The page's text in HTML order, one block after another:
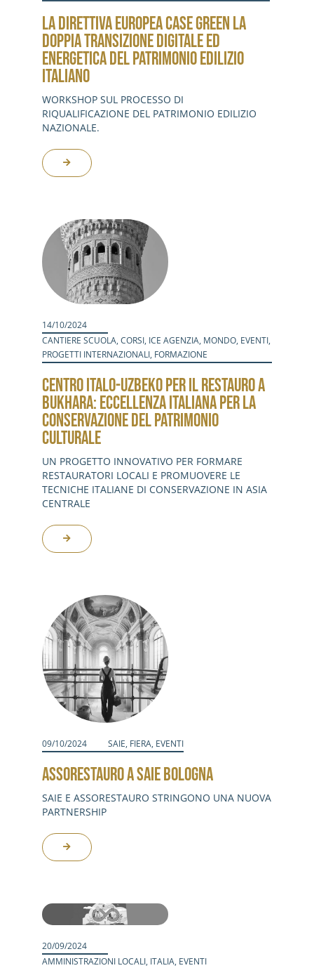
LA DIRETTIVA EUROPEA CASE GREEN LA
DOPPIA TRANSIZIONE DIGITALE ED
ENERGETICA DEL PATRIMONIO EDILIZIO
ITALIANO
WORKSHOP SUL PROCESSO DI
RIQUALIFICAZIONE DEL PATRIMONIO EDILIZIO
NAZIONALE.
14/10/2024
CANTIERE SCUOLA, CORSI, ICE AGENZIA, MONDO, EVENTI,
PROGETTI INTERNAZIONALI, FORMAZIONE
CENTRO ITALO-UZBEKO PER IL RESTAURO A
BUKHARA: ECCELLENZA ITALIANA PER LA
CONSERVAZIONE DEL PATRIMONIO
CULTURALE
UN PROGETTO INNOVATIVO PER FORMARE
RESTAURATORI LOCALI E PROMUOVERE LE
TECNICHE ITALIANE DI CONSERVAZIONE IN ASIA
CENTRALE
09/10/2024 SAIE, FIERA, EVENTI
ASSORESTAURO A SAIE BOLOGNA
SAIE E ASSORESTAURO STRINGONO UNA NUOVA
PARTNERSHIP
20/09/2024
AMMINISTRAZIONI LOCALI, ITALIA, EVENTI